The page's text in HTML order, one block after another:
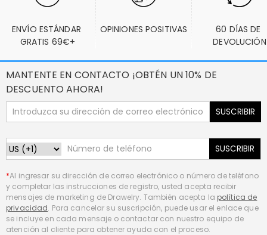
ENVÍO ESTÁNDAR
GRATIS 69€+
OPINIONES POSITIVAS
60 DÍAS DE
DEVOLUCIÓN
MANTENTE EN CONTACTO ¡OBTÉN UN 10% DE
DESCUENTO AHORA!
SUSCRIBIR
SUSCRIBIR
*Al ingresar su dirección de correo electrónico o número de teléfono
y completar las instrucciones de registro, usted acepta recibir
mensajes de marketing de Drawelry. También acepta la política de
privacidad. Para cancelar su suscripción, puede usar el enlace que
se incluye en cada mensaje o contactar con nuestro equipo de
atención al cliente para obtener ayuda con el proceso.